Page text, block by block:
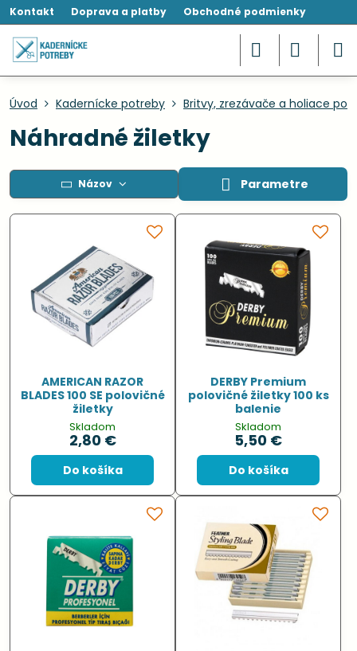
Kontakt Doprava a platby Obchodné podmienky
Úvod Kadernícke potreby Britvy, zrezávače a holiace
Náhradné žiletky
Názov Parametre
AMERICAN RAZOR
BLADES 100 SE polovičné
žiletky
Skladom
2,80 €
Do košíka
DERBY Premium
polovičné žiletky 100 ks
balenie
Skladom
5,50 €
Do košíka